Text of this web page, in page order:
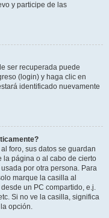
y participe de las
ser recuperada puede
(login) y haga clic en
identificado nuevamente
foro, sus datos se guardan
la página o al cabo de cierto
por otra persona. Para
marque la casilla al
un PC compartido, e.j.
Si no ve la casilla, significa
opción.